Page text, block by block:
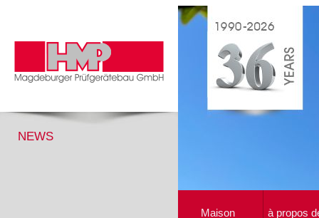
NEWS
Maison à propos